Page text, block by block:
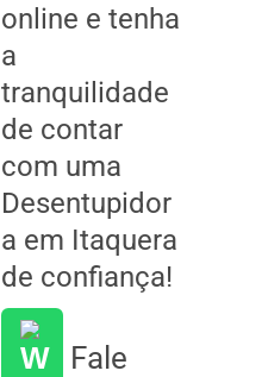
online e tenha
a
tranquilidade
de contar
com uma
Desentupidor
a em Itaquera
de confiança!
Fale